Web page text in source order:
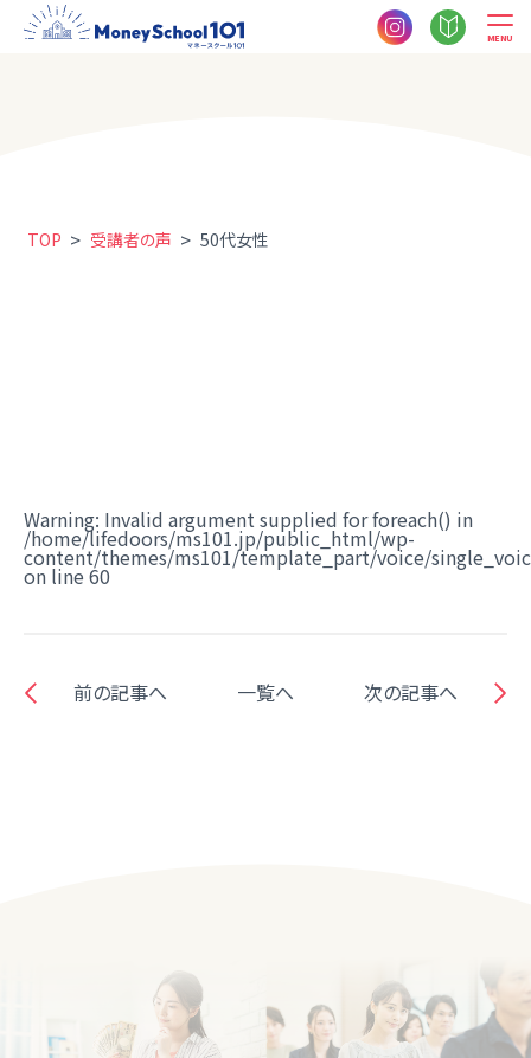
MENU
TOP > 受講者の声 > 50代女性
Warning: Invalid argument supplied for foreach() in
/home/lifedoors/ms101.jp/public_html/wp-
content/themes/ms101/template_part/voice/
on line 60
前の記事へ 一覧へ 次の記事へ